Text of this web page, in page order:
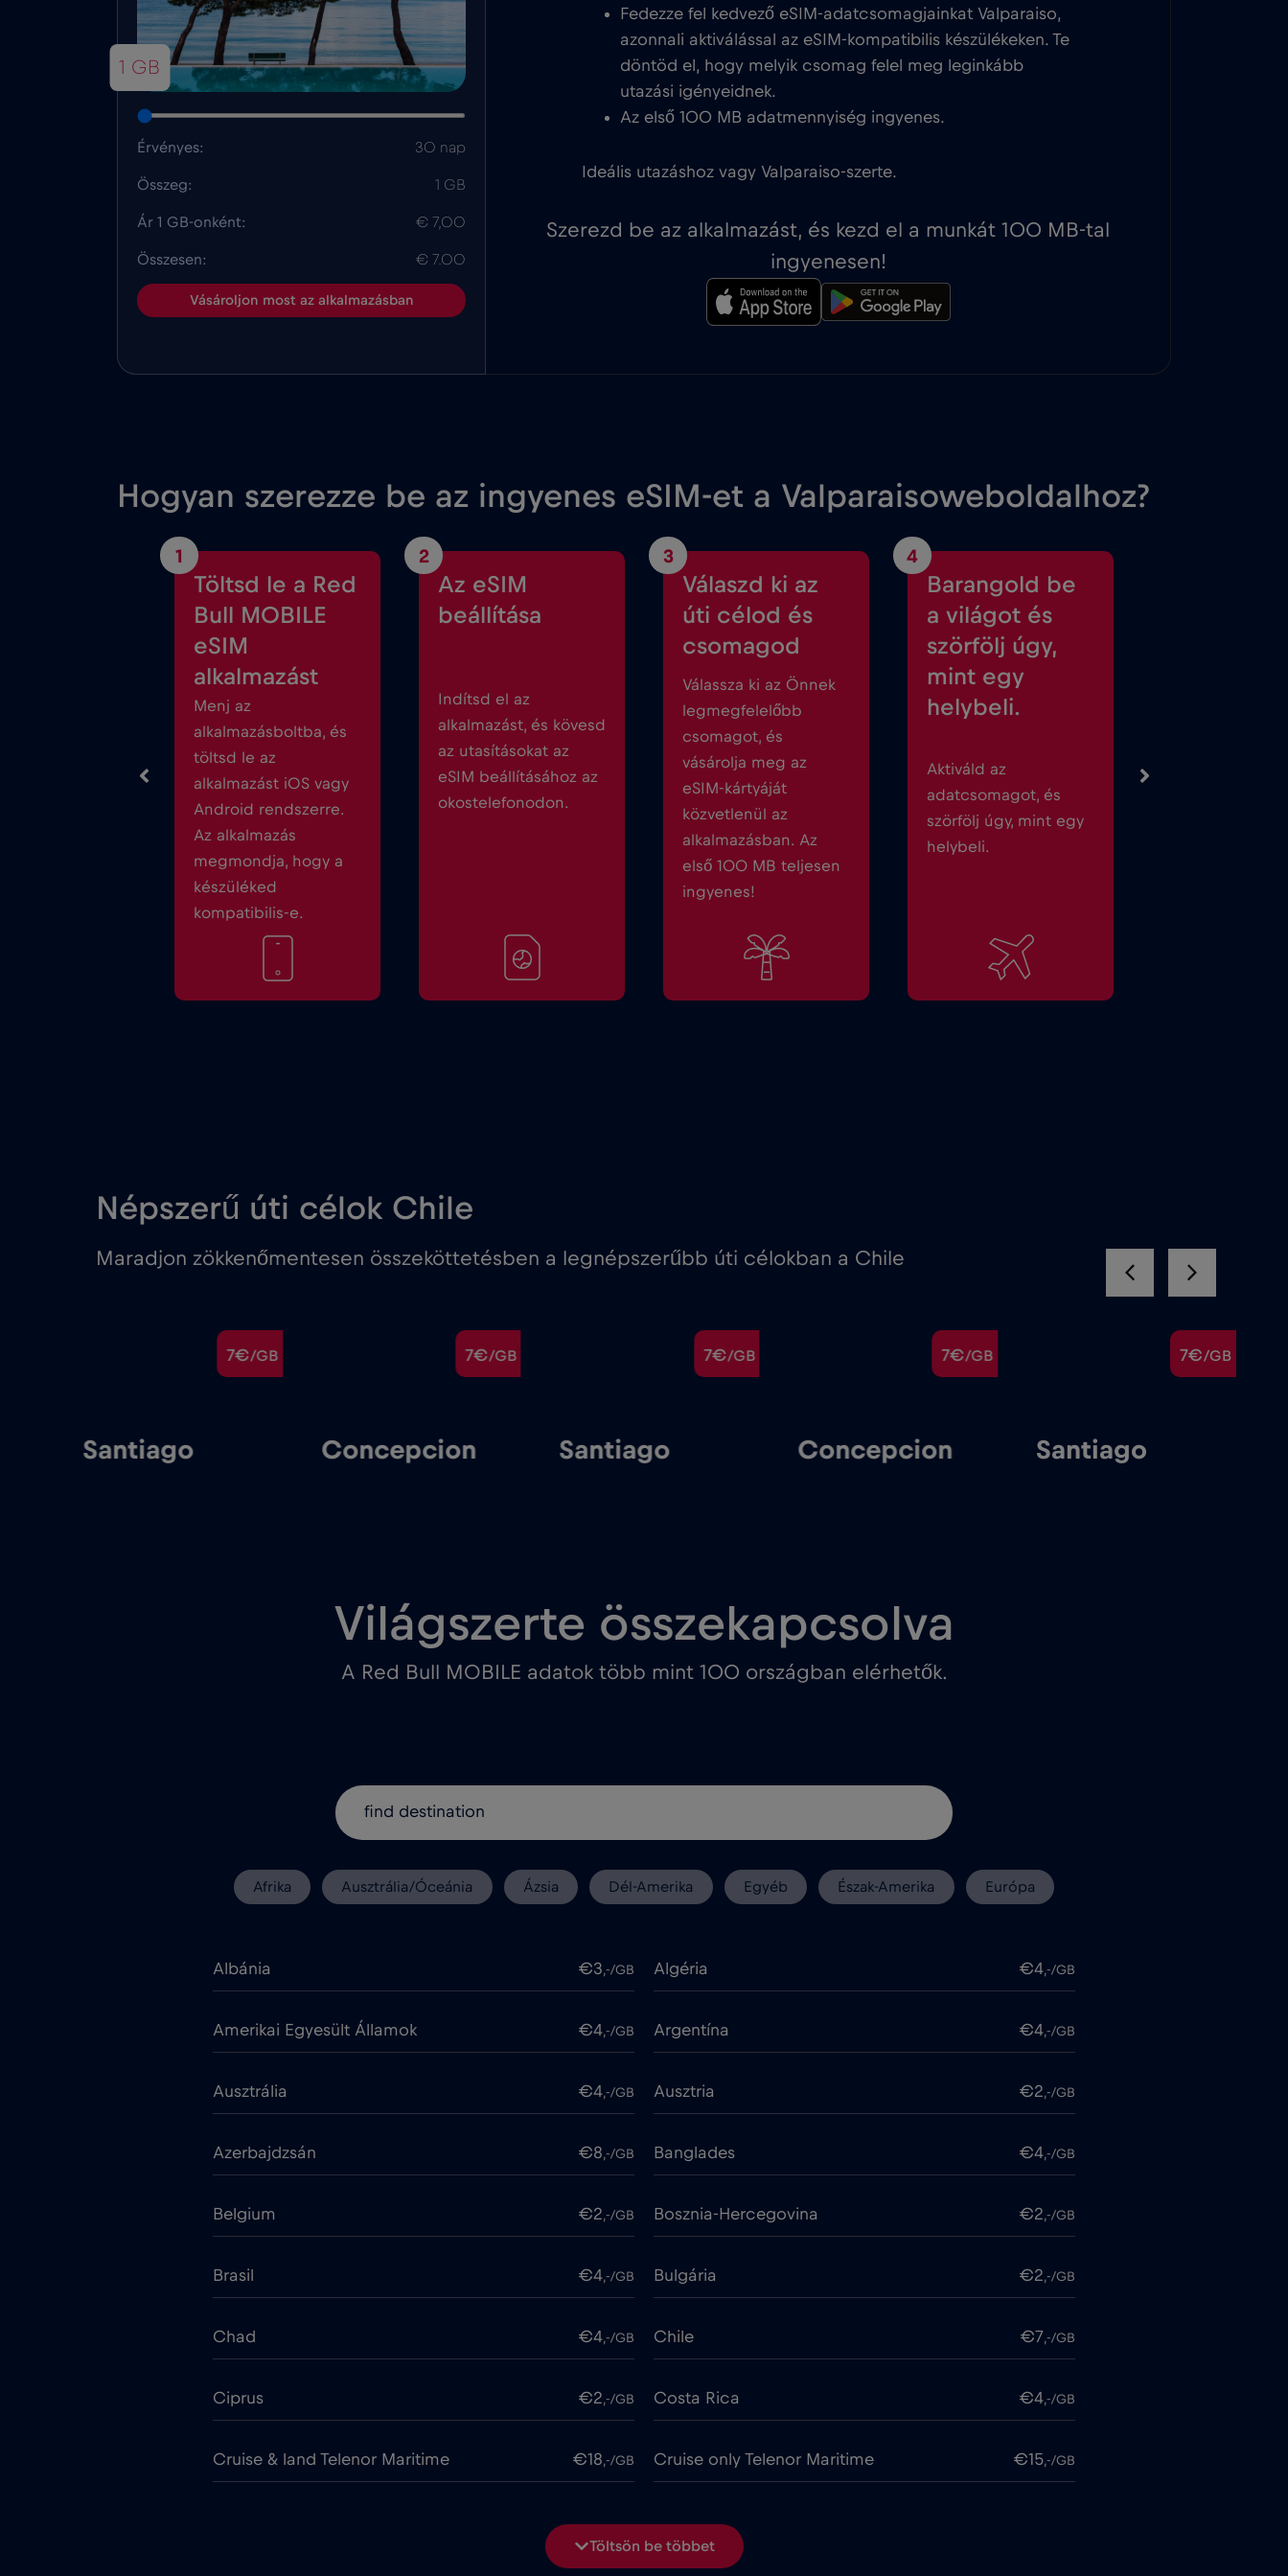
1 GB
Érvényes: 30 nap
Összeg: 1 GB
Ár 1 GB-onként: € 7,00
Összesen: € 7.00
Vásároljon most az alkalmazásban
Fedezze fel kedvező eSIM-adatcsomagjainkat Valparaiso,
azonnali aktiválással az eSIM-kompatibilis készülékeken. Te
döntöd el, hogy melyik csomag felel meg leginkább
utazási igényeidnek.
Az első 100 MB adatmennyiség ingyenes.
Ideális utazáshoz vagy Valparaiso-szerte.
Szerezd be az alkalmazást, és kezd el a munkát 100 MB-tal
ingyenesen!
Hogyan szerezze be az ingyenes eSIM-et a Valparaisoweboldalhoz?
1
Töltsd le a Red
Bull MOBILE
eSIM
alkalmazást
Menj az
alkalmazásboltba, és
töltsd le az
alkalmazást iOS vagy
Android rendszerre.
Az alkalmazás
megmondja, hogy a
készüléked
kompatibilis-e.
2
Az eSIM
beállítása
Indítsd el az
alkalmazást, és kövesd
az utasításokat az
eSIM beállításához az
okostelefonodon.
3
Válaszd ki az
úti célod és
csomagod
Válassza ki az Önnek
legmegfelelőbb
csomagot, és
vásárolja meg az
eSIM-kártyáját
közvetlenül az
alkalmazásban. Az
első 100 MB teljesen
ingyenes!
4
Barangold be
a világot és
szörfölj úgy,
mint egy
helybeli.
Aktiváld az
adatcsomagot, és
szörfölj úgy, mint egy
helybeli.
Népszerű úti célok Chile
Maradjon zökkenőmentesen összeköttetésben a legnépszerűbb úti célokban a Chile
7€/GB
Santiago
7€/GB
Concepcion
7€/GB
Santiago
7€/GB
Concepcion
7€/GB
Santiago
Világszerte összekapcsolva
A Red Bull MOBILE adatok több mint 100 országban elérhetők.
Afrika Ausztrália/Óceánia Ázsia Dél-Amerika Egyéb Észak-Amerika Európa
Albánia €3,-/GB Algéria €4,-/GB
Amerikai Egyesült Államok €4,-/GB Argentína €4,-/GB
Ausztrália €4,-/GB Ausztria €2,-/GB
Azerbajdzsán €8,-/GB Banglades €4,-/GB
Belgium €2,-/GB Bosznia-Hercegovina €2,-/GB
Brasil €4,-/GB Bulgária €2,-/GB
Chad €4,-/GB Chile €7,-/GB
Ciprus €2,-/GB Costa Rica €4,-/GB
Cruise & land Telenor Maritime €18,-/GB Cruise only Telenor Maritime €15,-/GB
€2,-/GB Dánia
Töltsön be többet